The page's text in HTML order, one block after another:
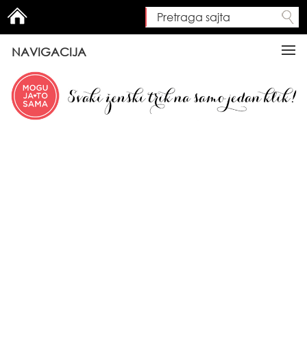
Search form
Pretraga sajta
NAVIGACIJA